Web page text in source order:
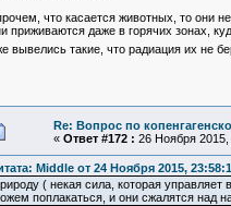
что касается животных, то они
приживаются даже в горячих зонах,
вывелись такие, что радиация их не
Re: Вопрос по
« Ответ #172 : 26 Ноября 2015,
Middle от 24 Ноября 2015,
( некая сила, которая
поплакаться, и они сжалятся над